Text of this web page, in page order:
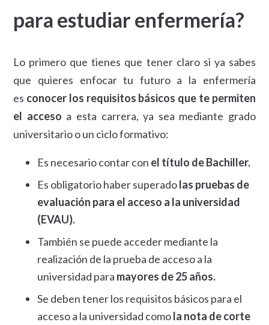
para estudiar enfermería?
Lo primero que tienes que tener claro si ya sabes
que quieres enfocar tu futuro a la enfermería
es conocer los requisitos básicos que te permiten
el acceso a esta carrera, ya sea mediante grado
universitario o un ciclo formativo:
Es necesario contar con el título de Bachiller.
Es obligatorio haber superadolas pruebas de
evaluación para el acceso a la universidad
(EVAU).
También se puede acceder mediante la
realización de la prueba de acceso a la
universidad para mayores de 25 años.
Se deben tener los requisitos básicos para el
acceso a la universidad comola nota de corte